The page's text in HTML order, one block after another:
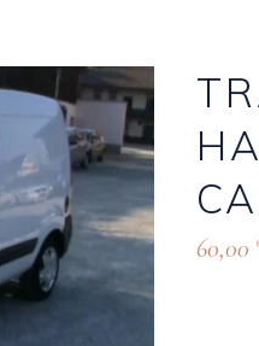
60,00